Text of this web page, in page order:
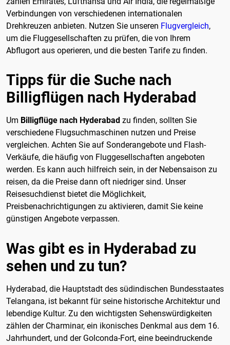
Verbindungen von verschiedenen internationalen
Drehkreuzen anbieten. Nutzen Sie unseren Flugvergleich,
um die Fluggesellschaften zu prüfen, die von Ihrem
Abflugort aus operieren, und die besten Tarife zu finden.
Tipps für die Suche nach
Billigflügen nach Hyderabad
Um Billigflüge nach Hyderabad zu finden, sollten Sie
verschiedene Flugsuchmaschinen nutzen und Preise
vergleichen. Achten Sie auf Sonderangebote und Flash-
Verkäufe, die häufig von Fluggesellschaften angeboten
werden. Es kann auch hilfreich sein, in der Nebensaison zu
reisen, da die Preise dann oft niedriger sind. Unser
Reisesuchdienst bietet die Möglichkeit,
Preisbenachrichtigungen zu aktivieren, damit Sie keine
günstigen Angebote verpassen.
Was gibt es in Hyderabad zu
sehen und zu tun?
Hyderabad, die Hauptstadt des südindischen Bundesstaates
Telangana, ist bekannt für seine historische Architektur und
lebendige Kultur. Zu den wichtigsten Sehenswürdigkeiten
zählen der Charminar, ein ikonisches Denkmal aus dem 16.
Jahrhundert, und der Golconda-Fort, eine beeindruckende